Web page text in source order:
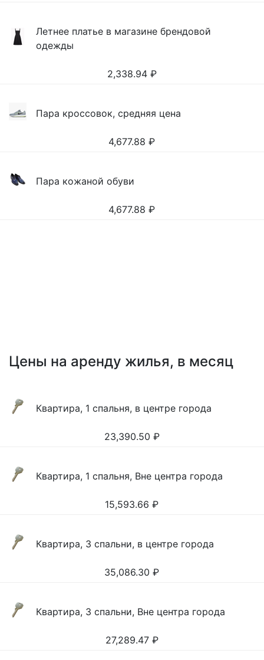
Летнее платье в магазине брендовой
одежды
2,338.94 ₽
Пара кроссовок, средняя цена
4,677.88 ₽
Пара кожаной обуви
4,677.88 ₽
Цены на аренду жилья, в месяц
Квартира, 1 спальня, в центре города
23,390.50 ₽
Квартира, 1 спальня, Вне центра города
15,593.66 ₽
Квартира, 3 спальни, в центре города
35,086.30 ₽
Квартира, 3 спальни, Вне центра города
27,289.47 ₽